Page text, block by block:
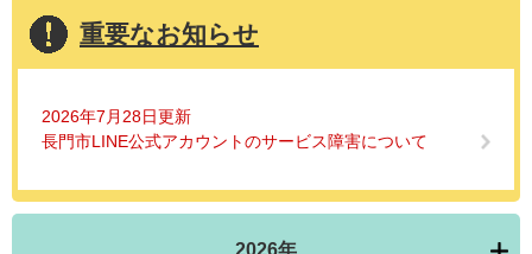
重要なお知らせ
2026年7月28日更新
長門市LINE公式アカウントのサービス障害について
2026年